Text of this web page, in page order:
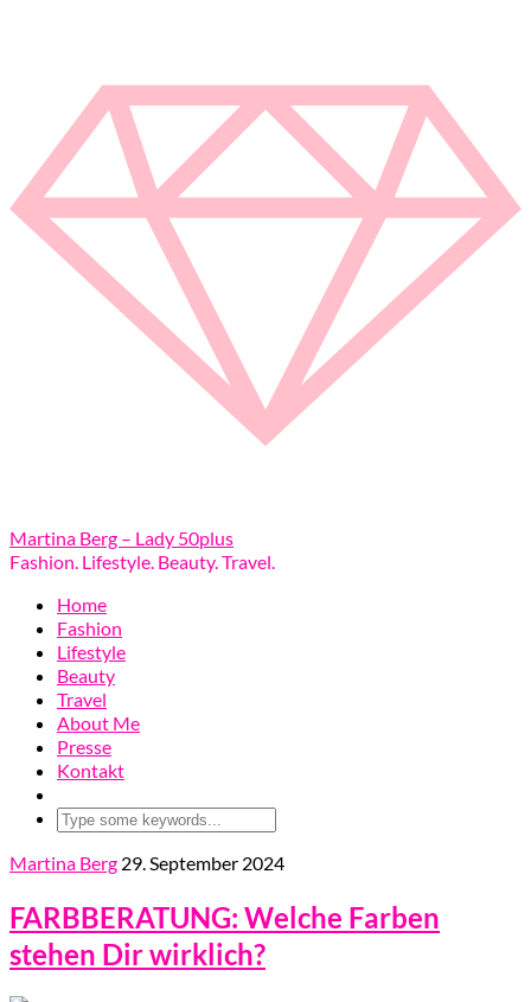
Martina Berg – Lady 50plus
Fashion. Lifestyle. Beauty. Travel.
Home
Fashion
Lifestyle
Beauty
Travel
About Me
Presse
Kontakt
Martina Berg 29. September 2024
FARBBERATUNG: Welche Farben
stehen Dir wirklich?